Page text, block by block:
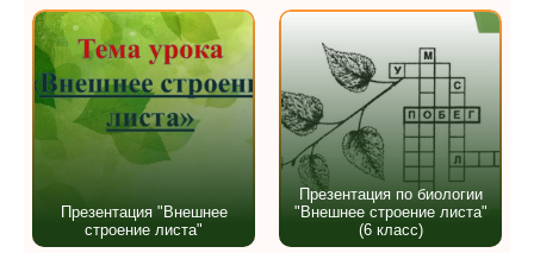
Презентация "Внешнее
строение листа"
Презентация по биологии
"Внешнее строение листа"
(6 класс)